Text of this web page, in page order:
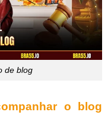
de blog
o blog